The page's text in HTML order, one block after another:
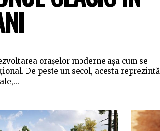
orașelor moderne așa cum se
De peste un secol, acesta reprezintă